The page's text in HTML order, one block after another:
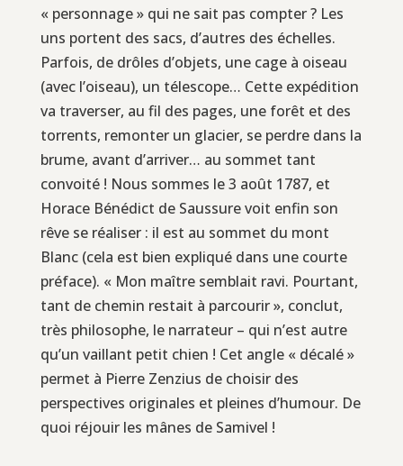
« personnage » qui ne sait pas compter ? Les
uns portent des sacs, d’autres des échelles.
Parfois, de drôles d’objets, une cage à oiseau
(avec l’oiseau), un télescope… Cette expédition
va traverser, au fil des pages, une forêt et des
torrents, remonter un glacier, se perdre dans la
brume, avant d’arriver… au sommet tant
convoité ! Nous sommes le 3 août 1787, et
Horace Bénédict de Saussure voit enfin son
rêve se réaliser : il est au sommet du mont
Blanc (cela est bien expliqué dans une courte
préface). « Mon maître semblait ravi. Pourtant,
tant de chemin restait à parcourir », conclut,
très philosophe, le narrateur – qui n’est autre
qu’un vaillant petit chien ! Cet angle « décalé »
permet à Pierre Zenzius de choisir des
perspectives originales et pleines d’humour. De
quoi réjouir les mânes de Samivel !